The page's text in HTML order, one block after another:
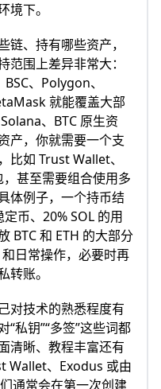
境下。
链、持有哪些资产，
围上差异非常大：
、Polygon、
就能覆盖大部
、BTC 原生资
产，你就需要一个支
比如 Trust Wallet、
甚至需要组合使用多
体例子，一个持币结
币、20% SOL 的用
BTC 和 ETH 的大部分
日常操作，必要时再
转账。
对技术的熟悉程度有
私钥”“多签”这些词都
清晰、教程丰富还有
Wallet、Exodus 或由
通常会在第一次创建